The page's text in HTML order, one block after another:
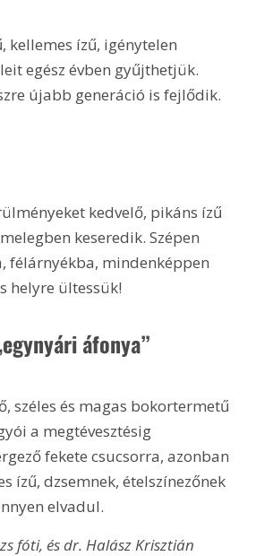
egész évben gyűjthetjük.
újabb generáció is fejlődik.
keseredik. Szépen
félárnyékba, mindenképpen
helyre ültessük!
áfonya”
a megtévesztésig
fekete csucsorra, azonban
ízű, dzsemnek, ételszínezőnek
elvadul.